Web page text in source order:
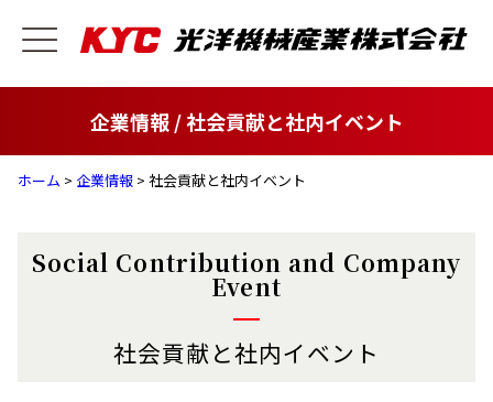
企業情報 / 社会貢献と社内イベント
ホーム > 企業情報 > 社会貢献と社内イベント
Social Contribution and Company
Event
社会貢献と社内イベント